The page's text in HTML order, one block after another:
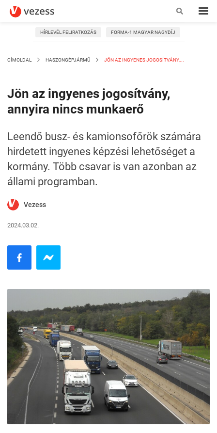
HÍRLEVÉL FELIRATKOZÁS FORMA-1 MAGYAR NAGYDÍJ
CÍMOLDAL HASZONGÉPJÁRMŰ JÖN AZ INGYENES JOGOSÍTVÁNY,...
Jön az ingyenes jogosítvány,
annyira nincs munkaerő
Leendő busz- és kamionsofőrök számára
hirdetett ingyenes képzési lehetőséget a
kormány. Több csavar is van azonban az
állami programban.
Vezess
2024.03.02.